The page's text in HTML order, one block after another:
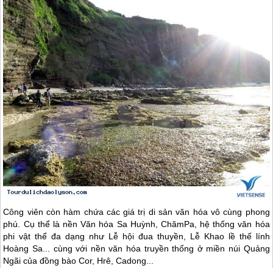
Công viên còn hàm chứa các giá trị di sản văn hóa vô cùng phong
phú. Cụ thể là nền Văn hóa Sa Huỳnh, ChămPa, hệ thống văn hóa
phi vật thể đa dạng như Lễ hội đua thuyền, Lễ Khao lề thế lính
Hoàng Sa... cùng với nền văn hóa truyền thống ở miền núi Quảng
Ngãi của đồng bào Cor, Hrê, Cadong...